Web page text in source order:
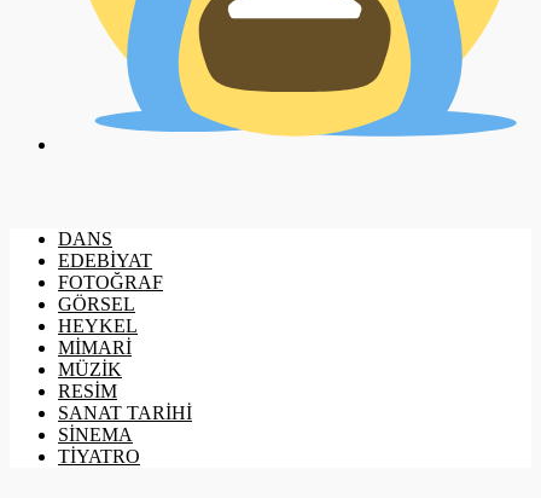
DANS
EDEBİYAT
FOTOĞRAF
GÖRSEL
HEYKEL
MİMARİ
MÜZİK
RESİM
SANAT TARİHİ
SİNEMA
TİYATRO